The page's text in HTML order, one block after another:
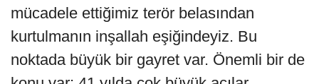
mücadele ettiğimiz terör belasından
kurtulmanın inşallah eşiğindeyiz. Bu
noktada büyük bir gayret var. Önemli bir de